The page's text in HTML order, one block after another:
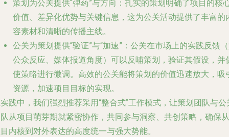
策划为公关提供“弹药”与方向 ：扎实的策划明确了项目的核
价值、差异化优势与关键信息，这为公关活动提供了丰富的
容素材和清晰的传播主线。
公关为策划提供“验证”与“加速” ：公关在市场上的实践反馈
公众反应、媒体报道角度）可以反哺策划，验证其假设，并
使策略进行微调。高效的公关能将策划的价值迅速放大，吸
资源，加速项目目标的实现。
践中，我们强烈推荐采用“整合式”工作模式，让策划团队与公
从项目萌芽期就紧密协作，共同参与洞察、共创策略，确保从
内核到对外表达的高度统一与强大势能。